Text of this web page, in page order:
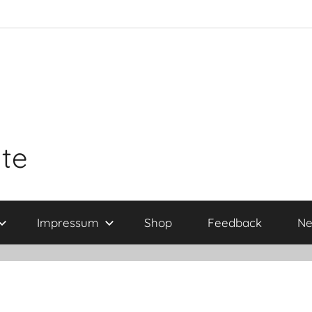
Impressum Shop Feedback